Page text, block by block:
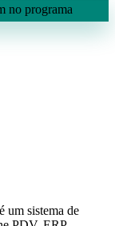
no programa
um sistema de